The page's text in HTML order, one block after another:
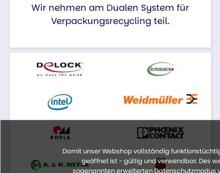
Wir nehmen am Dualen System für
Verpackungsrecycling teil.
Damit unser Webshop vollständig
geöffnet ist - gültig und verwendbar. Des
sogenannten erweiterten Datenschutzmodus